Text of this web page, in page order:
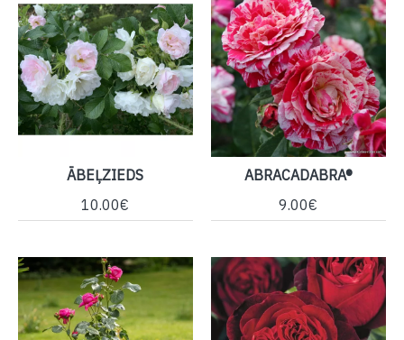
ĀBEĻZIEDS
10.00€
ABRACADABRA®
9.00€